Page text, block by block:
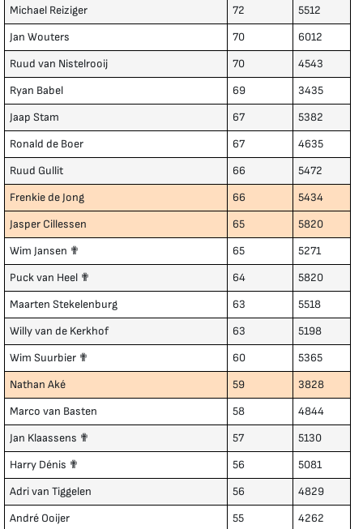
Michael Reiziger 72
5512
Jan Wouters
70
6012
Ruud van Nistelrooij
70
4543
Ryan Babel
69
3435
Jaap Stam
67
5382
Ronald de Boer
67
4635
Ruud Gullit
66
5472
Frenkie de Jong
66
5434
Jasper Cillessen
65
5820
Wim Jansen ✟
65
5271
Puck van Heel ✟
64
5820
Maarten Stekelenburg
63
5518
Willy van de Kerkhof
63
5198
Wim Suurbier ✟
60
5365
Nathan Aké
59
3828
Marco van Basten
58
4844
Jan Klaassens ✟
57
5130
Harry Dénis ✟
56
5081
Adri van Tiggelen
56
4829
André Ooijer
55
4262